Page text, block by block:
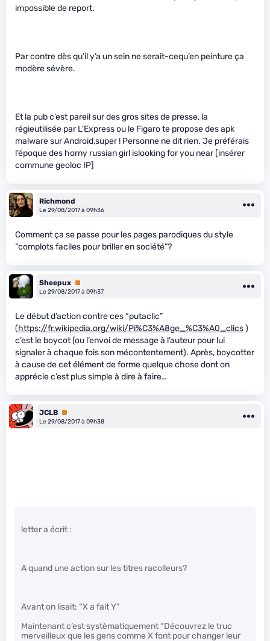
impossible de report.
Par contre dès qu’il y’a un sein ne serait-cequ’en peinture ça
modère sévère.
Et la pub c’est pareil sur des gros sites de presse, la
régieutilisée par L’Express ou le Figaro te propose des apk
malware sur Android,super ! Personne ne dit rien. Je préférais
l’époque des horny russian girl islooking for you near [insérer
commune geoloc IP]
Richmond
Le 29/08/2017 à 09h36
Comment ça se passe pour les pages parodiques du style
“complots faciles pour briller en société”?
Sheepux Premium
Le 29/08/2017 à 09h37
Le début d’action contre ces “putaclic”
(https://fr.wikipedia.org/wiki/Pi%C3%A8ge_%C3%A0_clics)
c’est le boycot (ou l’envoi de message à l’auteur pour lui
signaler à chaque fois son mécontentement). Après, boycotter
à cause de cet élément de forme quelque chose dont on
apprécie c’est plus simple à dire à faire…
JCLB Premium
Le 29/08/2017 à 09h38
letter a écrit :
A quand une action sur les titres racolleurs?
Avant on lisait: “X a fait Y”
Maintenant c’est systèmatiquement “Découvrez le truc
merveilleux que les gens comme X font pour changer leur